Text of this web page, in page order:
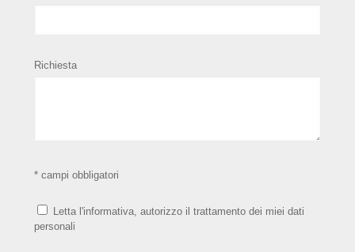
Richiesta
* campi obbligatori
Letta l'informativa, autorizzo il trattamento dei miei dati
personali